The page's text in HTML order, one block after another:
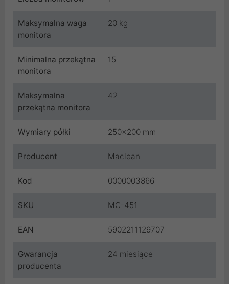
Maksymalna waga
monitora
20 kg
Minimalna przekątna
monitora
15
Maksymalna
przekątna monitora
42
Wymiary półki 250x200 mm
Producent Maclean
Kod 0000003866
SKU MC-451
EAN 5902211129707
Gwarancja
producenta
24 miesiące